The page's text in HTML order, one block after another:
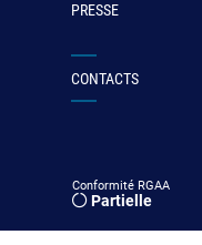
PRESSE
CONTACTS
Conformité RGAA
Partielle